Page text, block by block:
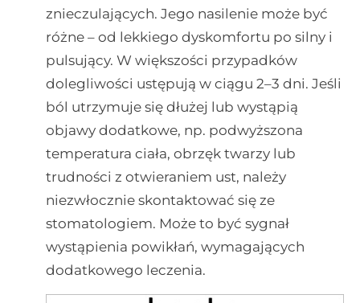
znieczulających. Jego nasilenie może być
różne – od lekkiego dyskomfortu po silny i
pulsujący. W większości przypadków
dolegliwości ustępują w ciągu 2–3 dni. Jeśli
ból utrzymuje się dłużej lub wystąpią
objawy dodatkowe, np. podwyższona
temperatura ciała, obrzęk twarzy lub
trudności z otwieraniem ust, należy
niezwłocznie skontaktować się ze
stomatologiem. Może to być sygnał
wystąpienia powikłań, wymagających
dodatkowego leczenia.